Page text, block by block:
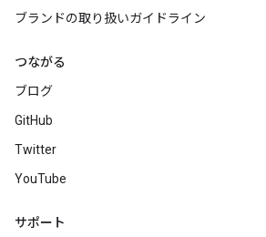
ブランドの取り扱いガイドライン
つながる
ブログ
GitHub
Twitter
YouTube
サポート